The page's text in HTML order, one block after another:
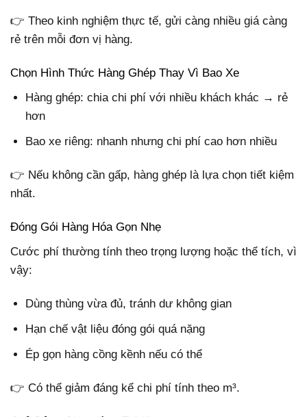
👉 Theo kinh nghiệm thực tế, gửi càng nhiều giá càng
rẻ trên mỗi đơn vị hàng.
Chọn Hình Thức Hàng Ghép Thay Vì Bao Xe
Hàng ghép: chia chi phí với nhiều khách khác → rẻ
hơn
Bao xe riêng: nhanh nhưng chi phí cao hơn nhiều
👉 Nếu không cần gấp, hàng ghép là lựa chọn tiết kiệm
nhất.
Đóng Gói Hàng Hóa Gọn Nhẹ
Cước phí thường tính theo trọng lượng hoặc thể tích, vì
vậy:
Dùng thùng vừa đủ, tránh dư không gian
Hạn chế vật liệu đóng gói quá nặng
Ép gọn hàng cồng kềnh nếu có thể
👉 Có thể giảm đáng kể chi phí tính theo m³.